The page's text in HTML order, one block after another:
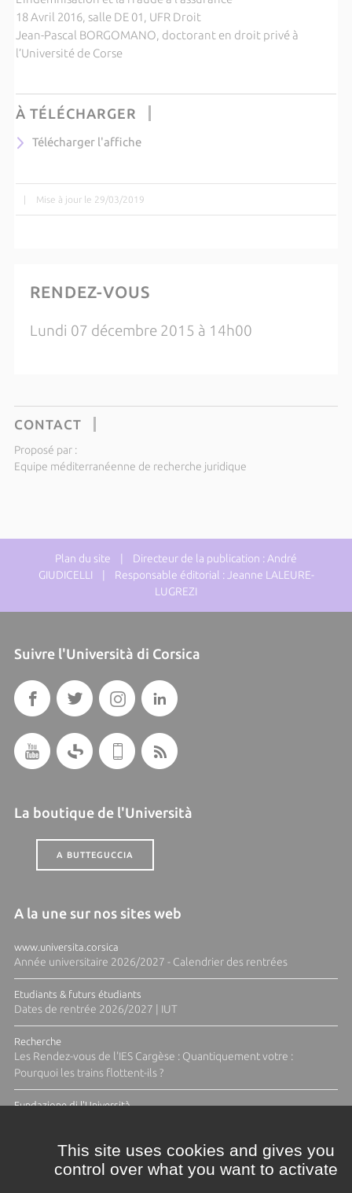
18 Avril 2016, salle DE 01, UFR Droit
Jean-Pascal BORGOMANO, doctorant en droit privé à
l’Université de Corse
À TÉLÉCHARGER
Télécharger l'affiche
| Mise à jour le 29/03/2019
RENDEZ-VOUS
Lundi 07 décembre 2015 à 14h00
CONTACT
Proposé par :
Equipe méditerranéenne de recherche juridique
Plan du site | Directeur de la publication : André
GIUDICELLI | Responsable éditorial : Jeanne LALEURE-
LUGREZI
Suivre l'Università di Corsica
La boutique de l'Università
A BUTTEGUCCIA
A la une sur nos sites web
www.universita.corsica
Année universitaire 2026/2027 - Calendrier des rentrées
Etudiants & futurs étudiants
Dates de rentrée 2026/2027 | IUT
Recherche
Les Rendez-vous de l'IES Cargèse : Quantiquement votre :
Pourquoi les trains flottent-ils ?
Fundazione di l'Università
This site uses cookies and gives you
control over what you want to activate